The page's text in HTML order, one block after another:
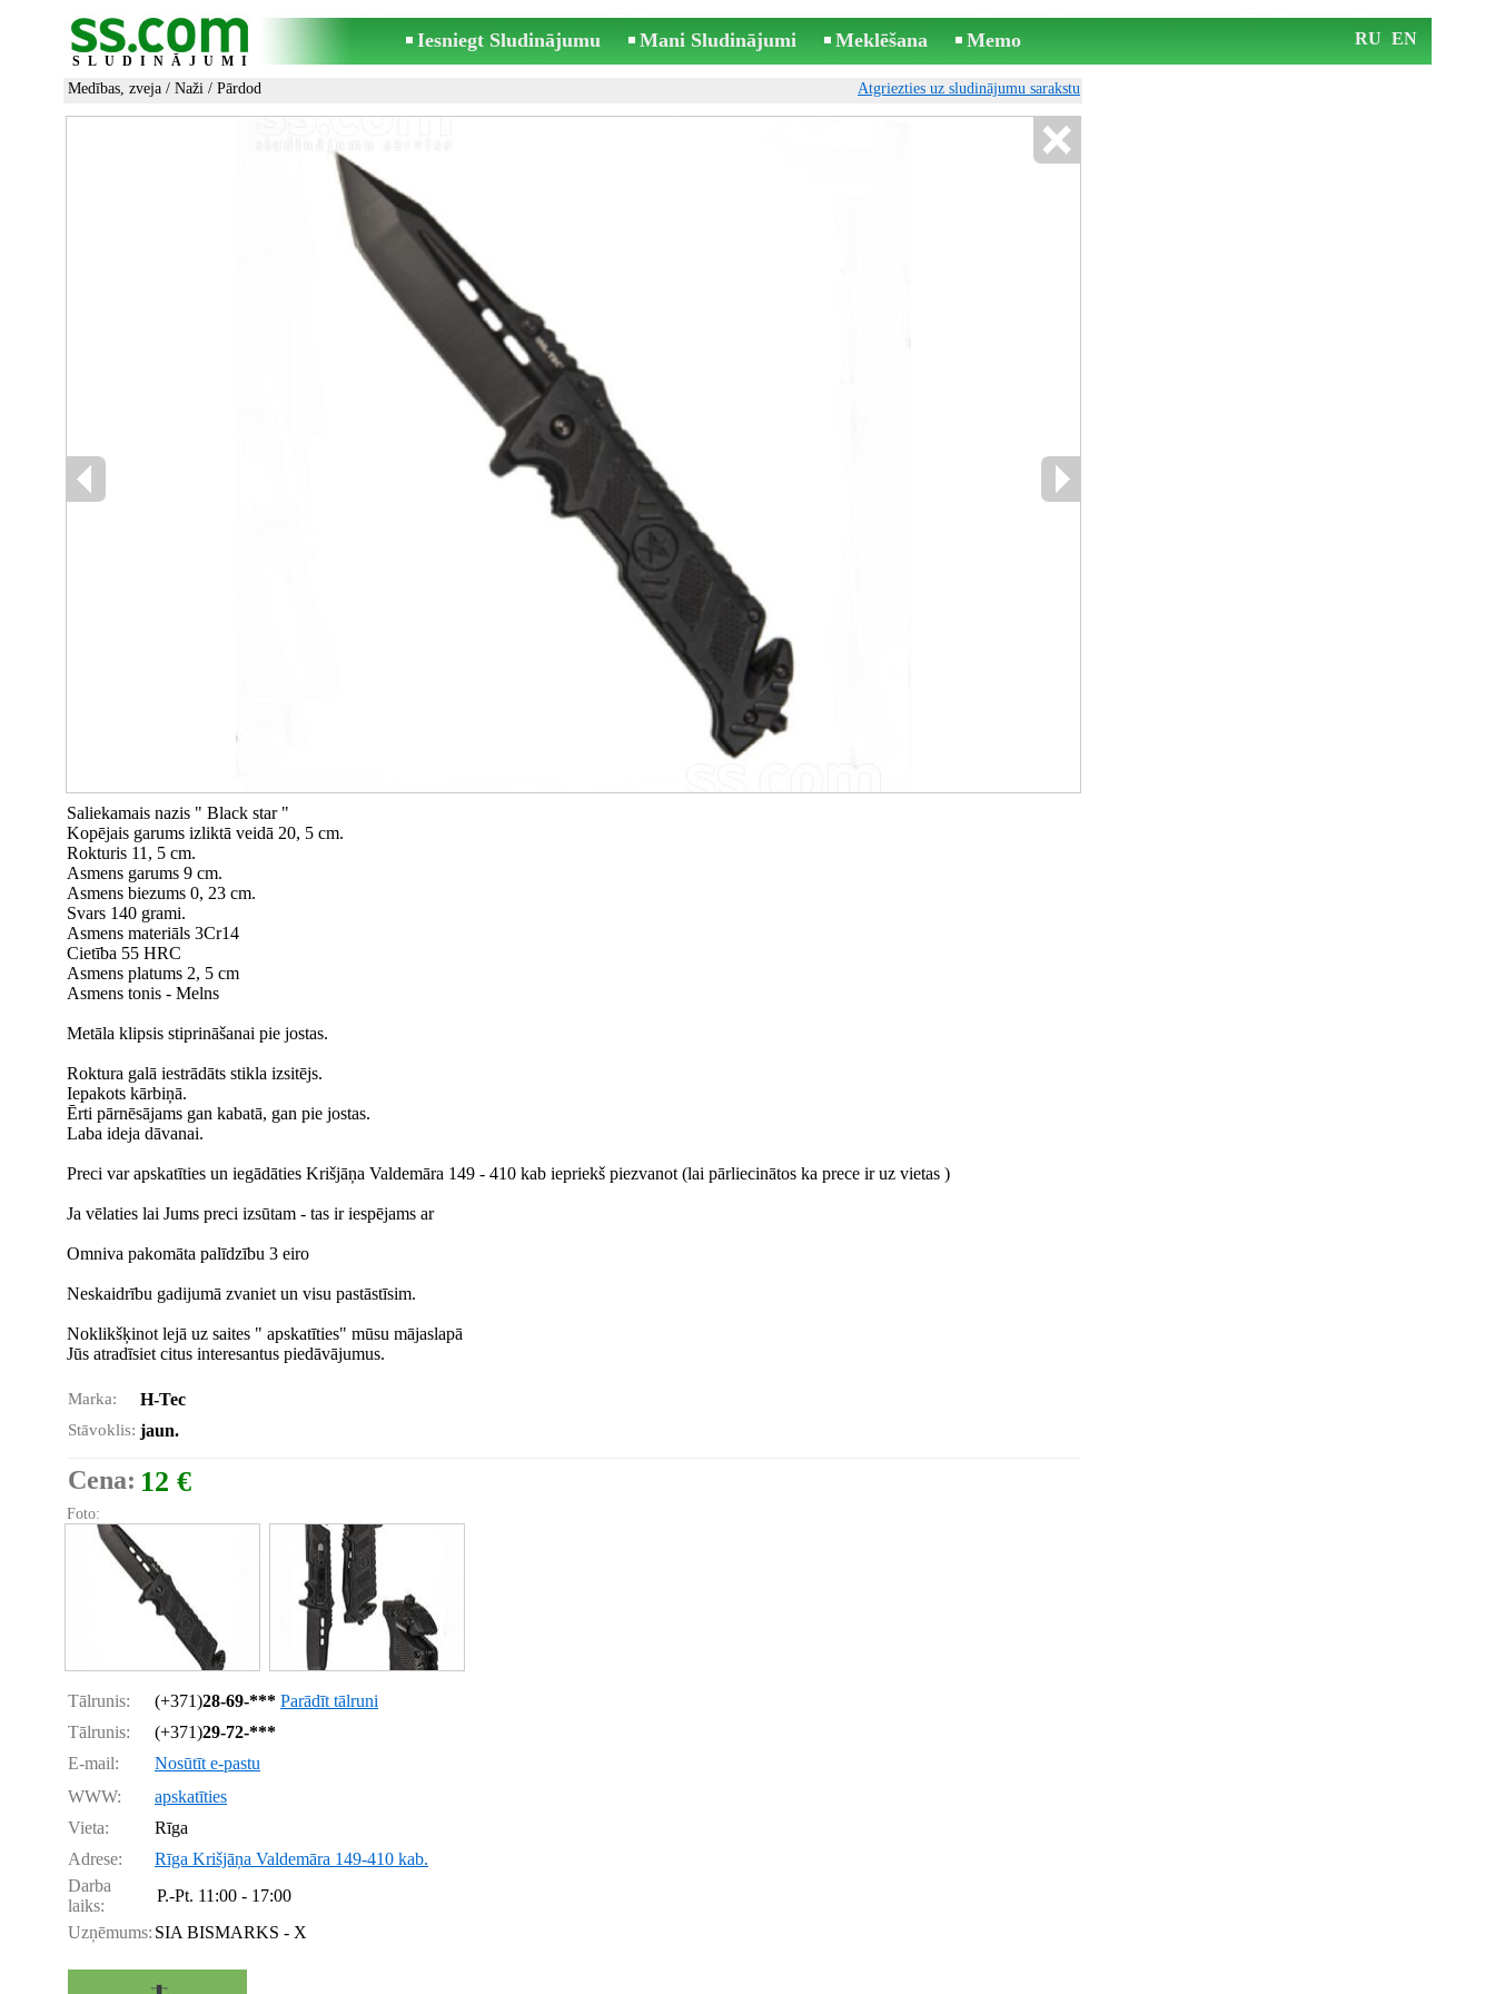
SLUDINĀJUMI
Iesniegt Sludinājumu Mani Sludinājumi Meklēšana Memo RU EN
Medības, zveja / Naži / Pārdod Atgriezties uz sludinājumu sarakstu
Saliekamais nazis " Black star "
Kopējais garums izliktā veidā 20, 5 cm.
Rokturis 11, 5 cm.
Asmens garums 9 cm.
Asmens biezums 0, 23 cm.
Svars 140 grami.
Asmens materiāls 3Cr14
Cietība 55 HRC
Asmens platums 2, 5 cm
Asmens tonis - Melns
Metāla klipsis stiprināšanai pie jostas.
Roktura galā iestrādāts stikla izsitējs.
Iepakots kārbiņā.
Ērti pārnēsājams gan kabatā, gan pie jostas.
Laba ideja dāvanai.
Preci var apskatīties un iegādāties Krišjāņa Valdemāra 149 - 410 kab iepriekš piezvanot (lai pārliecinātos ka prece ir uz vietas )
Ja vēlaties lai Jums preci izsūtam - tas ir iespējams ar
Omniva pakomāta palīdzību 3 eiro
Neskaidrību gadijumā zvaniet un visu pastāstīsim.
Noklikšķinot lejā uz saites " apskatīties" mūsu mājaslapā
Jūs atradīsiet citus interesantus piedāvājumus.
Marka: H-Tec
Stāvoklis: jaun.
Cena: 12 €
Foto:
Tālrunis: (+371)28-69-*** Parādīt tālruni
Tālrunis:
(+371)29-72-***
E-mail:
Nosūtīt e-pastu
WWW:
apskatīties
Vieta:
Rīga
Adrese:
Rīga Krišjāņa Valdemāra 149-410 kab.
Darba
laiks:
P.-Pt. 11:00 - 17:00
Uzņēmums: SIA BISMARKS - X